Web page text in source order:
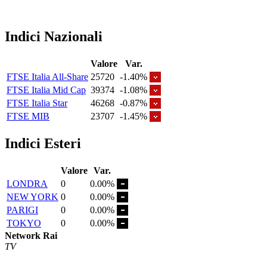
Indici Nazionali
Valore
Var.
FTSE Italia All-Share 25720 -1.40%
FTSE Italia Mid Cap 39374 -1.08%
FTSE Italia Star
46268 -0.87%
FTSE MIB
23707 -1.45%
Indici Esteri
Valore Var.
LONDRA
0
0.00%
NEW YORK 0
0.00%
PARIGI
0
0.00%
TOKYO
0
0.00%
Network Rai
TV